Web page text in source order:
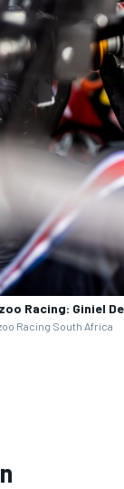
Racing: Giniel
Racing South Africa